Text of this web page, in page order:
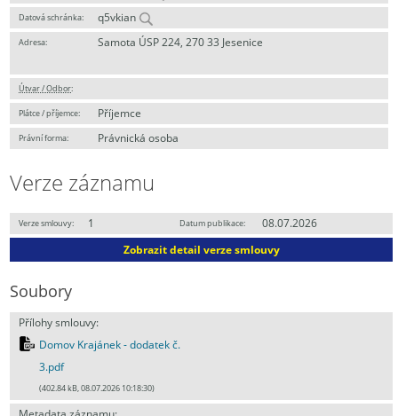
Datová schránka: q5vkian
Adresa: Samota ÚSP 224, 270 33 Jesenice
Útvar / Odbor:
Plátce / příjemce: Příjemce
Právní forma: Právnická osoba
Verze záznamu
Verze smlouvy: 1 Datum publikace:
08.07.2026
Zobrazit detail verze smlouvy
Soubory
Přílohy smlouvy:
Domov Krajánek - dodatek č.
3.pdf
(402.84 kB, 08.07.2026 10:18:30)